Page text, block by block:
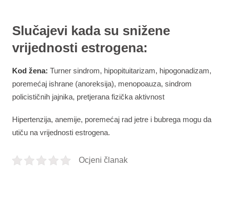
Slučajevi kada su snižene
vrijednosti estrogena:
Kod žena: Turner sindrom, hipopituitarizam, hipogonadizam,
poremećaj ishrane (anoreksija), menopoauza, sindrom
policističnih jajnika, pretjerana fizička aktivnost
Hipertenzija, anemije, poremećaj rad jetre i bubrega mogu da
utiču na vrijednosti estrogena.
Ocjeni članak